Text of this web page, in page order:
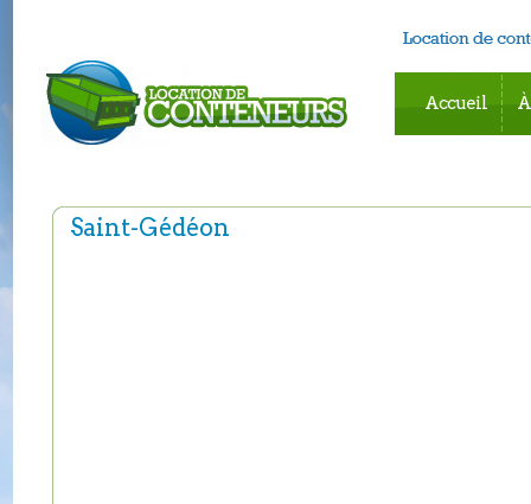
Accueil
Saint-Gédéon